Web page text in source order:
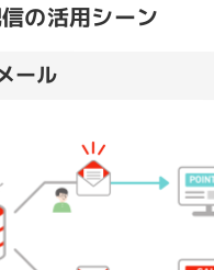
の活用シーン
ール